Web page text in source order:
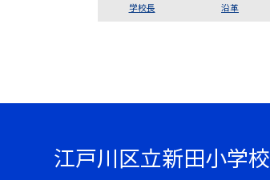
学校長 沿革
江戸川区立新田小学校